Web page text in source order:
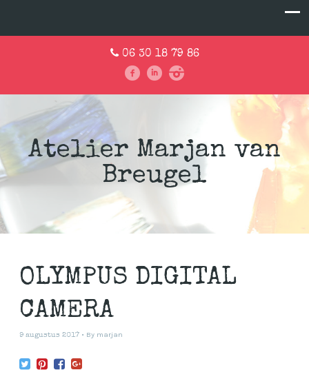
06 30 18 79 86
Atelier Marjan van
Breugel
OLYMPUS DIGITAL
CAMERA
9 augustus 2017 By marjan